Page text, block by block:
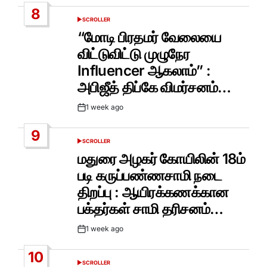
8
POSTED
SCROLLER
“மோடி பிரதமர் வேலையை
விட்டுவிட்டு முழுநேர
Influencer ஆகலாம்” :
அபிஜீத் திப்கே விமர்சனம்…
Post1 week ago
9
POSTED
SCROLLER
மதுரை அழகர் கோயிலின் 18ம்
படி கருப்பண்ணசாமி நடை
திறப்பு : ஆயிரக்கணக்கான
பக்தர்கள் சாமி தரிசனம்…
Post1 week ago
10
POSTED
SCROLLER